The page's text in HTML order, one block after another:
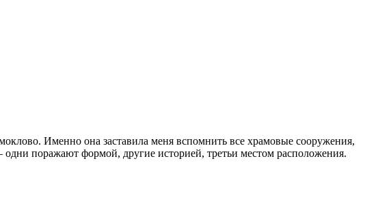
Именно она заставила меня вспомнить все храмовые сооружения,
поражают формой, другие историей, третьи местом расположения.